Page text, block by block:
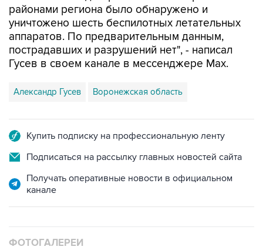
районами региона было обнаружено и
уничтожено шесть беспилотных летательных
аппаратов. По предварительным данным,
пострадавших и разрушений нет", - написал
Гусев в своем канале в мессенджере Max.
Александр Гусев Воронежская область
Купить подписку на профессиональную ленту
Подписаться на рассылку главных новостей сайта
Получать оперативные новости в официальном
канале
ФОТОГАЛЕРЕИ